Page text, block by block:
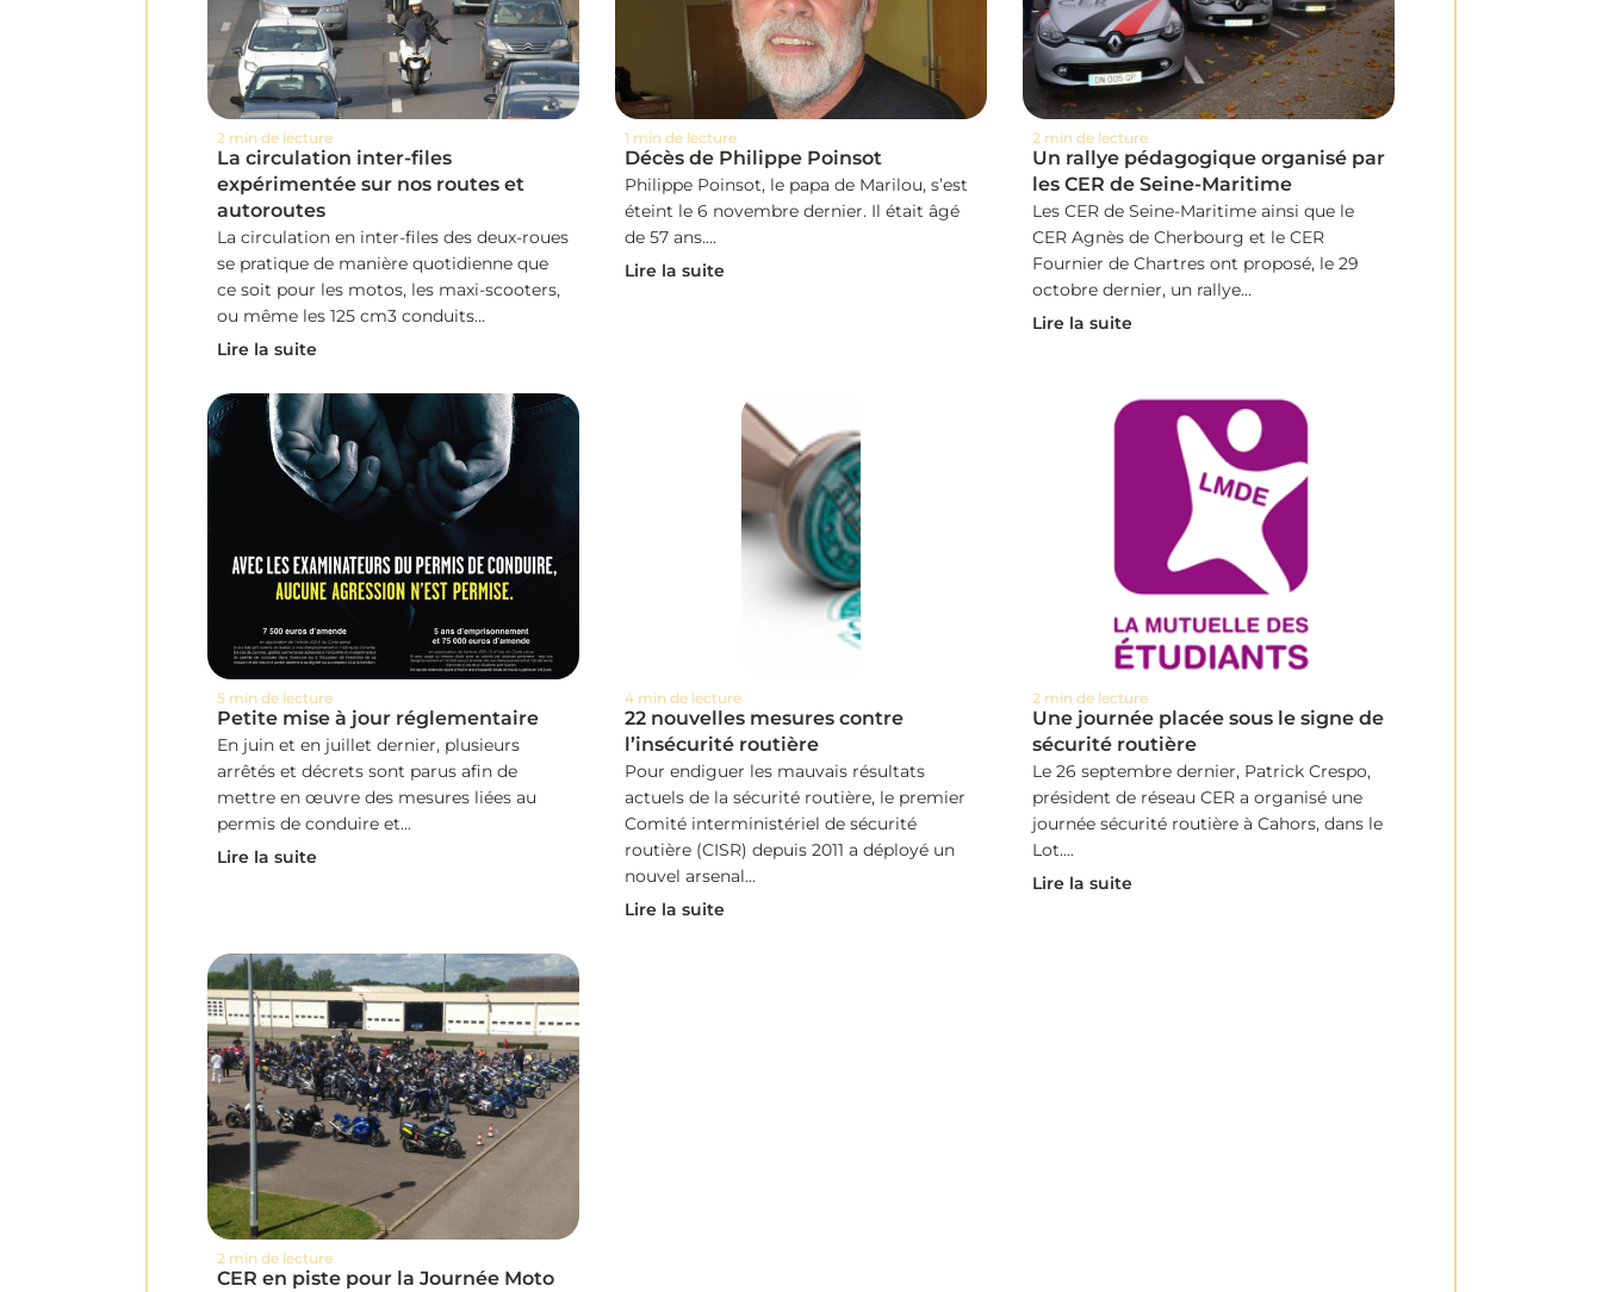
2 min de lecture
La circulation inter-files
expérimentée sur nos routes et
autoroutes
La circulation en inter-files des deux-roues
se pratique de manière quotidienne que
ce soit pour les motos, les maxi-scooters,
ou même les 125 cm3 conduits...
Lire la suite
1 min de lecture
Décès de Philippe Poinsot
Philippe Poinsot, le papa de Marilou, s’est
éteint le 6 novembre dernier. Il était âgé
de 57 ans....
Lire la suite
2 min de lecture
Un rallye pédagogique organisé par
les CER de Seine-Maritime
Les CER de Seine-Maritime ainsi que le
CER Agnès de Cherbourg et le CER
Fournier de Chartres ont proposé, le 29
octobre dernier, un rallye...
Lire la suite
5 min de lecture
Petite mise à jour réglementaire
En juin et en juillet dernier, plusieurs
arrêtés et décrets sont parus afin de
mettre en œuvre des mesures liées au
permis de conduire et...
Lire la suite
4 min de lecture
22 nouvelles mesures contre
l’insécurité routière
Pour endiguer les mauvais résultats
actuels de la sécurité routière, le premier
Comité interministériel de sécurité
routière (CISR) depuis 2011 a déployé un
nouvel arsenal...
Lire la suite
2 min de lecture
Une journée placée sous le signe de
sécurité routière
Le 26 septembre dernier, Patrick Crespo,
président de réseau CER a organisé une
journée sécurité routière à Cahors, dans le
Lot....
Lire la suite
2 min de lecture
CER en piste pour la Journée Moto